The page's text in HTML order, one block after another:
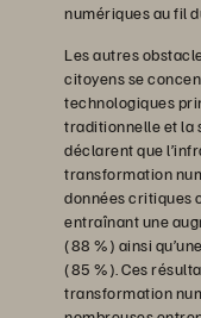
numériques au fil
Les autres
citoyens se
technologiques
traditionnelle et la
déclarent que
transformation
données critiques
entraînant une
(88 %) ainsi
(85 %). Ces
transformation